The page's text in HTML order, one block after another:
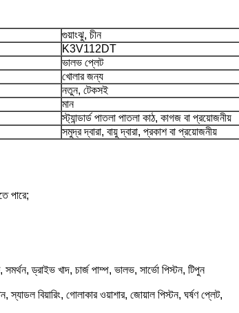
গুয়াংঝু, চীন
K3V112DT
ভালভ প্লেট
খোলার জন্য
নতুন, টেকসই
মান
স্ট্যান্ডার্ড পাতলা পাতলা কাঠ, কাগজ বা প্রয়োজনীয়
সমুদ্র দ্বারা, বায়ু দ্বারা, প্রকাশ বা প্রয়োজনীয়
পারে;
ড্রাইভ খাদ, চার্জ পাম্প, ভালভ, সার্ভো পিস্টন, টিপুন
স্যাডল বিয়ারিং, গোলাকার ওয়াশার, জোয়াল পিস্টন, ঘর্ষণ প্লেট,